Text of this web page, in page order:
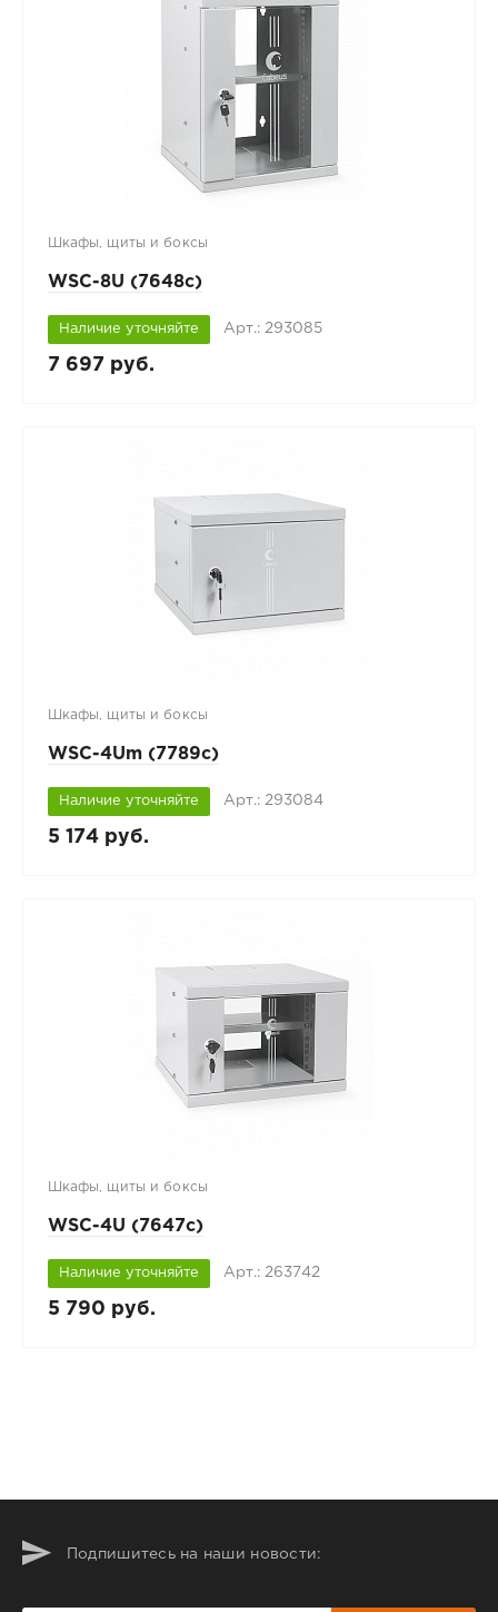
Шкафы, щиты и боксы
WSC-8U (7648c)
Наличие уточняйте Арт.: 293085
7 697 руб.
Шкафы, щиты и боксы
WSC-4Um (7789c)
Наличие уточняйте Арт.: 293084
5 174 руб.
Шкафы, щиты и боксы
WSC-4U (7647c)
Наличие уточняйте Арт.: 263742
5 790 руб.
Подпишитесь на наши новости: